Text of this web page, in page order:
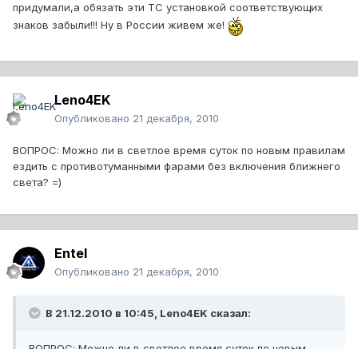
придумали,а обязать эти ТС установкой соответствующих
знаков забыли!!! Ну в России живем же!
Leno4EK
Опубликовано 21 декабря, 2010
ВОПРОС: Можно ли в светлое время суток по новым правилам
ездить с противотуманными фарами без включения ближнего
света? =)
Entel
Опубликовано 21 декабря, 2010
В 21.12.2010 в 10:45, Leno4EK сказал: